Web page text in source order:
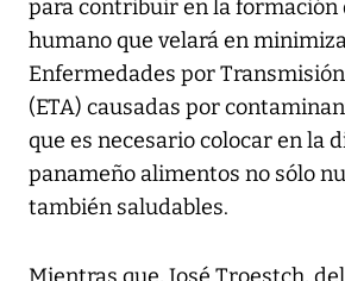
para contribuir en la formación
humano que velará en
Enfermedades por
(ETA) causadas por
que es necesario colocar en la
panameño alimentos no sólo
también saludables.